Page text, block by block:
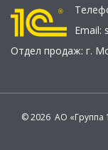
Email:
Отдел продаж: г.
© 2026 АО «Группа